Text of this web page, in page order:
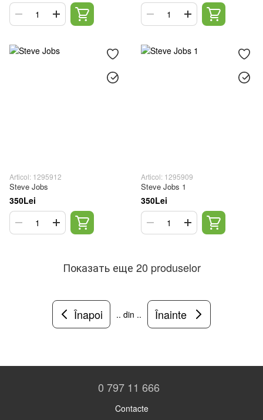
Articol: 1295912
Steve Jobs
350Lei
Articol: 1295909
Steve Jobs 1
350Lei
Показать еще 20 produselor
Înapoi .. din .. Înainte
0 797 11 666
Contacte